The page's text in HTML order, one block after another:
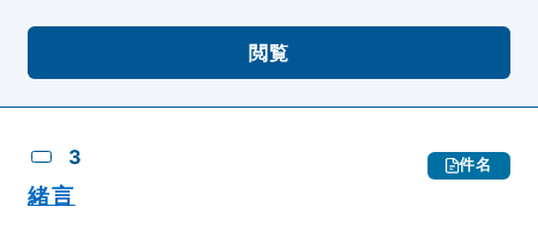
閲覧
3 件名
緒言